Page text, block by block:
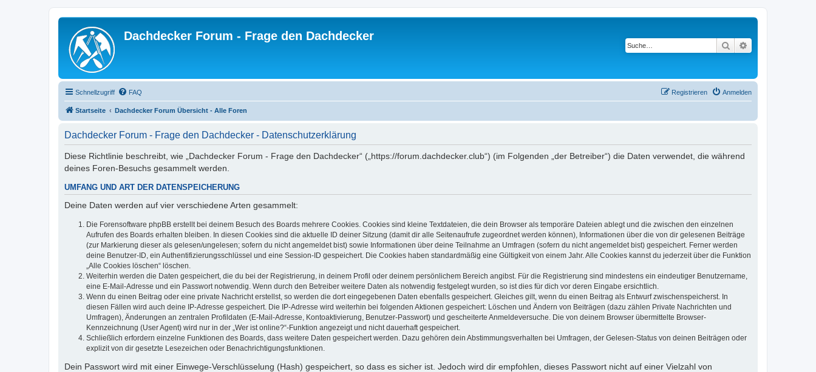
Dachdecker Forum - Frage den Dachdecker
Suche
Schnellzugriff FAQ Anmelden
Registrieren
Startseite Dachdecker Forum Übersicht - Alle Foren
Dachdecker Forum - Frage den Dachdecker - Datenschutzerklärung
Diese Richtlinie beschreibt, wie „Dachdecker Forum - Frage den Dachdecker“ („https://forum.dachdecker.club“) (im Folgenden „der Betreiber“) die Daten verwendet, die während
deines Foren-Besuchs gesammelt werden.
UMFANG UND ART DER DATENSPEICHERUNG
Deine Daten werden auf vier verschiedene Arten gesammelt:
Die Forensoftware phpBB erstellt bei deinem Besuch des Boards mehrere Cookies. Cookies sind kleine Textdateien, die dein Browser als temporäre Dateien ablegt und die zwischen den einzelnen
Aufrufen des Boards erhalten bleiben. In diesen Cookies sind die aktuelle ID deiner Sitzung (damit dir alle Seitenaufrufe zugeordnet werden können), Informationen über die von dir gelesenen Beiträge
(zur Markierung dieser als gelesen/ungelesen; sofern du nicht angemeldet bist) sowie Informationen über deine Teilnahme an Umfragen (sofern du nicht angemeldet bist) gespeichert. Ferner werden
deine Benutzer-ID, ein Authentifizierungsschlüssel und eine Session-ID gespeichert. Die Cookies haben standardmäßig eine Gültigkeit von einem Jahr. Alle Cookies kannst du jederzeit über die Funktion
„Alle Cookies löschen“ löschen.
Weiterhin werden die Daten gespeichert, die du bei der Registrierung, in deinem Profil oder deinem persönlichem Bereich angibst. Für die Registrierung sind mindestens ein eindeutiger Benutzername,
eine E-Mail-Adresse und ein Passwort notwendig. Wenn durch den Betreiber weitere Daten als notwendig festgelegt wurden, so ist dies für dich vor deren Eingabe ersichtlich.
Wenn du einen Beitrag oder eine private Nachricht erstellst, so werden die dort eingegebenen Daten ebenfalls gespeichert. Gleiches gilt, wenn du einen Beitrag als Entwurf zwischenspeicherst. In
diesen Fällen wird auch deine IP-Adresse gespeichert. Die IP-Adresse wird weiterhin bei folgenden Aktionen gespeichert: Löschen und Ändern von Beiträgen (dazu zählen Private Nachrichten und
Umfragen), Änderungen an zentralen Profildaten (E-Mail-Adresse, Kontoaktivierung, Benutzer-Passwort) und gescheiterte Anmeldeversuche. Die von deinem Browser übermittelte Browser-
Kennzeichnung (User Agent) wird nur in der „Wer ist online?“-Funktion angezeigt und nicht dauerhaft gespeichert.
Schließlich erfordern einzelne Funktionen des Boards, dass weitere Daten gespeichert werden. Dazu gehören dein Abstimmungsverhalten bei Umfragen, der Gelesen-Status von deinen Beiträgen oder
explizit von dir gesetzte Lesezeichen oder Benachrichtigungsfunktionen.
Dein Passwort wird mit einer Einwege-Verschlüsselung (Hash) gespeichert, so dass es sicher ist. Jedoch wird dir empfohlen, dieses Passwort nicht auf einer Vielzahl von